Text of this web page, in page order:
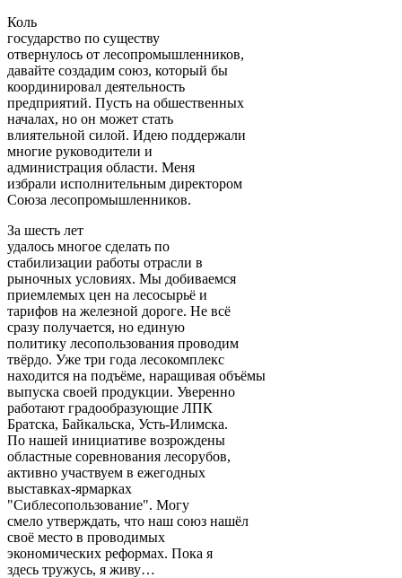
Коль
государство по существу
отвернулось от лесопромышленников,
давайте создадим союз, который бы
координировал деятельность
предприятий. Пусть на обшественных
началах, но он может стать
влиятельной силой. Идею поддержали
многие руководители и
администрация области. Меня
избрали исполнительным директором
Союза лесопромышленников.
За шесть лет
удалось многое сделать по
стабилизации работы отрасли в
рыночных условиях. Мы добиваемся
приемлемых цен на лесосырьё и
тарифов на железной дороге. Не всё
сразу получается, но единую
политику лесопользования проводим
твёрдо. Уже три года лесокомплекс
находится на подъёме, наращивая объёмы
выпуска своей продукции. Уверенно
работают градообразующие ЛПК
Братска, Байкальска, Усть-Илимска.
По нашей инициативе возрождены
областные соревнования лесорубов,
активно участвуем в ежегодных
выставках-ярмарках
"Сиблесопользование". Могу
смело утверждать, что наш союз нашёл
своё место в проводимых
экономических реформах. Пока я
здесь тружусь, я живу…